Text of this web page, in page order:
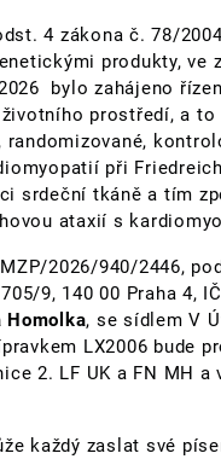
4 zákona č. 78/
produkty, ve
bylo zahájeno
prostředí, a
randomizované,
při
srdeční tkáně a tím
ataxií s
2026/940/2446,
9, 140 00 Praha 4,
Homolka, se sídlem V
LX2006 bude
2. LF UK a FN MH
každý zaslat své